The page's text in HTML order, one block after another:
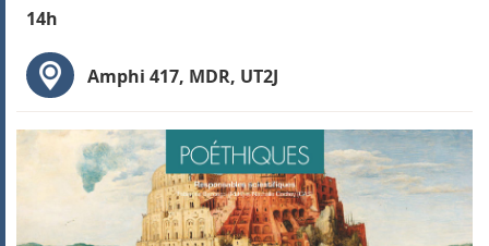
14h
Amphi 417, MDR, UT2J